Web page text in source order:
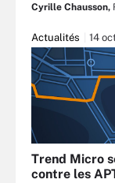
Cyrille Chausson,
Actualités 14
Trend Micro
contre les